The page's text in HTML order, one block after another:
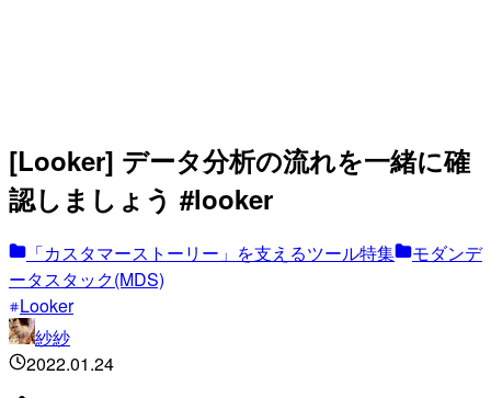
[Looker] データ分析の流れを一緒に確
認しましょう #looker
「カスタマーストーリー」を支えるツール特集
モダンデ
ータスタック(MDS)
Looker
紗紗
2022.01.24